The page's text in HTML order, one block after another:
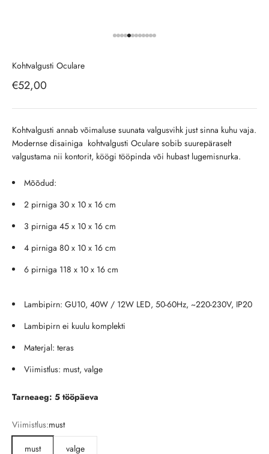
Kohtvalgusti Oculare
Soodushind
€52,00
Kohtvalgusti annab võimaluse suunata valgusvihk just sinna kuhu vaja.
Modernse disainiga kohtvalgusti Oculare sobib suurepäraselt
valgustama nii kontorit, köögi tööpinda või hubast lugemisnurka.
Mõõdud:
2 pirniga 30 x 10 x 16 cm
3 pirniga 45 x 10 x 16 cm
4 pirniga 80 x 10 x 16 cm
6 pirniga 118 x 10 x 16 cm
Lambipirn: GU10, 40W / 12W LED, 50-60Hz, ~220-230V, IP20
Lambipirn ei kuulu komplekti
Materjal: teras
Viimistlus: must, valge
Tarneaeg: 5 tööpäeva
Viimistlus:must
must
valge